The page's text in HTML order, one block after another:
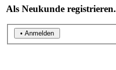
Als Neukunde registrieren.